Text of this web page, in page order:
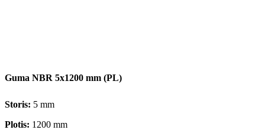
Guma NBR 5x1200 mm (PL)
Storis: 5 mm
Plotis: 1200 mm